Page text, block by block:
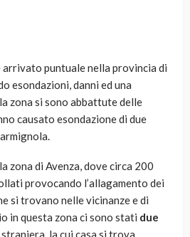
puntuale nella provincia di
esondazioni, danni ed una
zona si sono abbattute delle
causato esondazione di due
zona di Avenza, dove circa 200
provocando l’allagamento dei
si trovano nelle vicinanze e di
in questa zona ci sono stati due